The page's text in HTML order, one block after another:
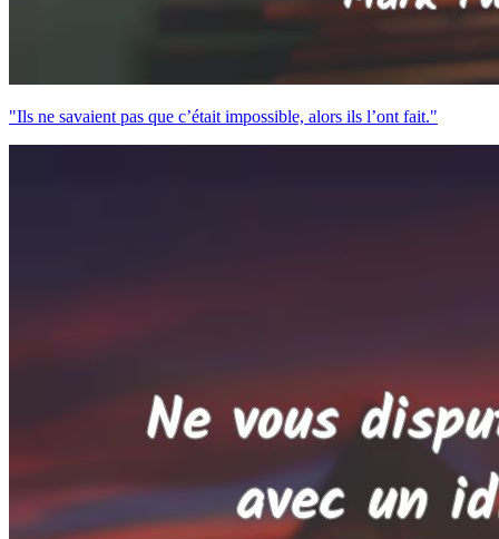
"Ils ne savaient pas que c’était impossible, alors ils l’ont fait."